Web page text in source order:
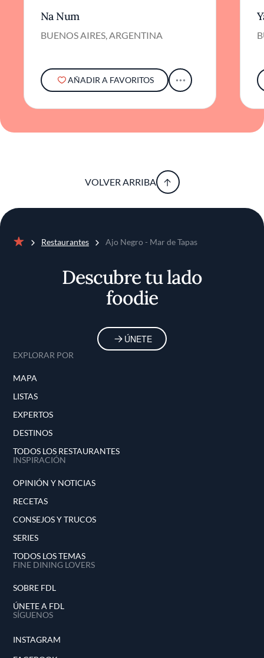
Na Num
BUENOS AIRES, ARGENTINA
AÑADIR A FAVORITOS
VOLVER ARRIBA
Restaurantes Ajo Negro - Mar de Tapas
Descubre tu lado
foodie
ÚNETE
EXPLORAR POR
MAPA
LISTAS
EXPERTOS
DESTINOS
TODOS LOS RESTAURANTES
INSPIRACIÓN
OPINIÓN Y NOTICIAS
RECETAS
CONSEJOS Y TRUCOS
SERIES
TODOS LOS TEMAS
FINE DINING LOVERS
SOBRE FDL
ÚNETE A FDL
SÍGUENOS
INSTAGRAM